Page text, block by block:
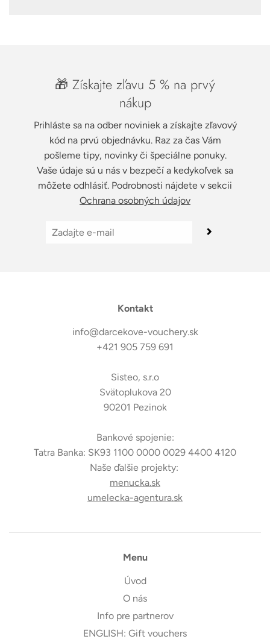
🎁 Získajte zľavu 5 % na prvý
nákup
Prihláste sa na odber noviniek a získajte zľavový
kód na prvú objednávku. Raz za čas Vám
pošleme tipy, novinky či špeciálne ponuky.
Vaše údaje sú u nás v bezpečí a kedykoľvek sa
môžete odhlásiť. Podrobnosti nájdete v sekcii
Ochrana osobných údajov
Kontakt
info@darcekove-vouchery.sk
+421 905 759 691
Sisteo, s.r.o
Svätoplukova 20
90201 Pezinok
Bankové spojenie:
Tatra Banka: SK93 1100 0000 0029 4400 4120
Naše ďalšie projekty:
menucka.sk
umelecka-agentura.sk
Menu
Úvod
O nás
Info pre partnerov
ENGLISH: Gift vouchers